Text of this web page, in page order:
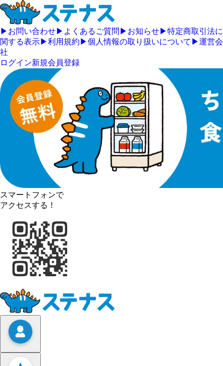
▶ お問い合わせ▶ よくあるご質問 ▶ お知らせ▶特定商取引法に
関する表示▶利用規約 ▶個人情報の取り扱いについて ▶運営会
社
ログイン新規会員登録
スマートフォンで
アクセスする！
Leaflet